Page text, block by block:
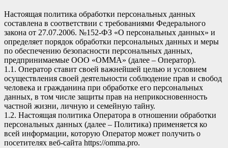
Настоящая политика обработки персональных данных
составлена в соответствии с требованиями Федерального
закона от 27.07.2006. №152-ФЗ «О персональных данных» и
определяет порядок обработки персональных данных и меры
по обеспечению безопасности персональных данных,
предпринимаемые ООО «ОММА» (далее – Оператор).
1.1. Оператор ставит своей важнейшей целью и условием
осуществления своей деятельности соблюдение прав и свобод
человека и гражданина при обработке его персональных
данных, в том числе защиты прав на неприкосновенность
частной жизни, личную и семейную тайну.
1.2. Настоящая политика Оператора в отношении обработки
персональных данных (далее – Политика) применяется ко
всей информации, которую Оператор может получить о
посетителях веб-сайта https://omma.pro.